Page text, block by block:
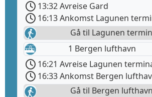
13:32 Avreise Gard
16:13 Ankomst Lagunen
Gå til Lagunen
1 Bergen lufthavn
16:21 Avreise Lagunen
16:33 Ankomst Bergen
Gå til Bergen lufthavn